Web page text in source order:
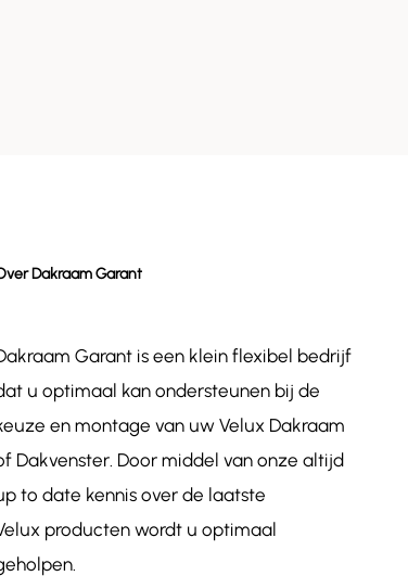
Dakraam Garant
Garant is een klein flexibel bedrijf
u optimaal kan ondersteunen bij de
en montage van uw Velux Dakraam
Dakvenster. Door middel van onze altijd
to date kennis over de laatste
producten wordt u optimaal